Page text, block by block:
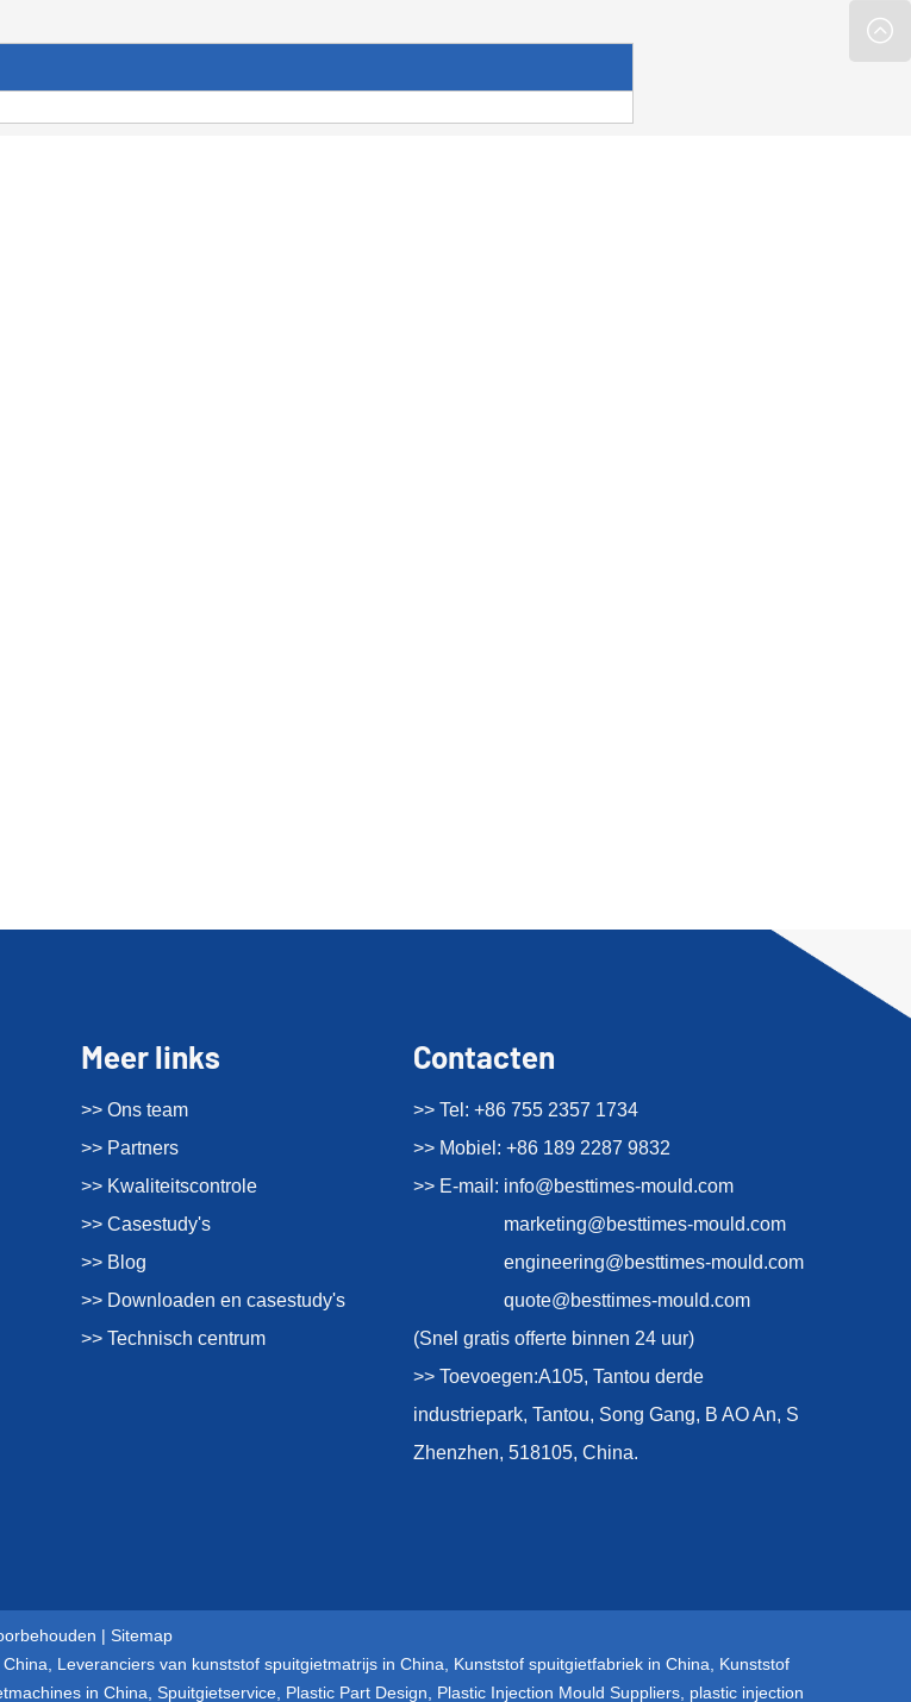
Meer links
>> Ons team
>> Partners
>> Kwaliteitscontrole
>> Casestudy's
>> Blog
>> Downloaden en casestudy's
>> Technisch centrum
Contacten
>> Tel: +86 755 2357 1734
>> Mobiel: +86 189 2287 9832
>> E-mail: info@besttimes-mould.com
marketing@besttimes-mould.com
engineering@besttimes-mould.com
quote@besttimes-mould.com
(Snel gratis offerte binnen 24 uur)
>> Toevoegen:A105, Tantou derde
industriepark, Tantou, Song Gang, B AO An, S
Zhenzhen, 518105, China.
| Sitemap
Leveranciers van kunststof spuitgietmatrijs in China Kunststof spuitgietfabriek in China
Kunststof
in China Spuitgietservice Plastic Part Design Plastic Injection Mould Suppliers plastic injection